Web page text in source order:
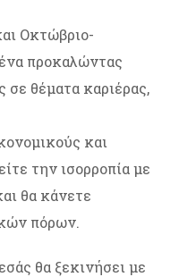
Οκτώβριο-
προκαλώντας
σε θέματα καριέρας,
και
την ισορροπία με
θα κάνετε
πόρων.
θα ξεκινήσει με